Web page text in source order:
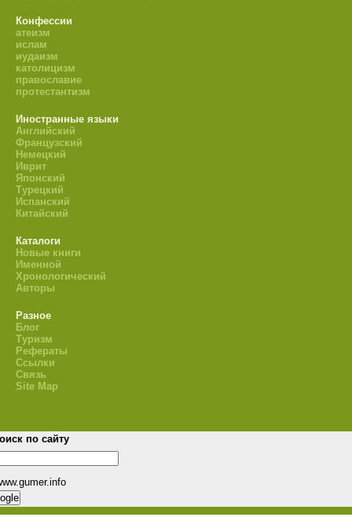
Конфессии
атеизм
ислам
иудаизм
католицизм
православие
протестантизм
Иностранные языки
Английский
Французский
Немецкий
Иврит
Японский
Турецкий
Испанский
Китайский
Каталоги
Новые книги
Именной
Хронологический
Авторы
Разное
Блог
Туризм
Рефераты
Ссылки
Связь
Site Map
по сайту